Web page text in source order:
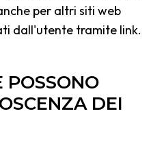
per altri siti web
dall'utente tramite link.
POSSONO
DEI